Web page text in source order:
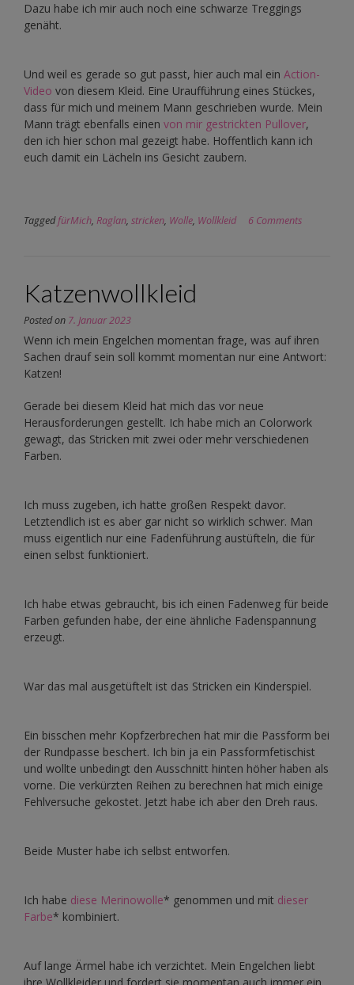
Dazu habe ich mir auch noch eine schwarze Treggings
genäht.
Und weil es gerade so gut passt, hier auch mal ein Action-
Video von diesem Kleid. Eine Uraufführung eines Stückes,
dass für mich und meinem Mann geschrieben wurde. Mein
Mann trägt ebenfalls einen von mir gestrickten Pullover,
den ich hier schon mal gezeigt habe. Hoffentlich kann ich
euch damit ein Lächeln ins Gesicht zaubern.
TaggedfürMich, Raglan, stricken, Wolle, Wollkleid 6 Comments
Katzenwollkleid
Posted on 7. Januar 2023
Wenn ich mein Engelchen momentan frage, was auf ihren
Sachen drauf sein soll kommt momentan nur eine Antwort:
Katzen!
Gerade bei diesem Kleid hat mich das vor neue
Herausforderungen gestellt. Ich habe mich an Colorwork
gewagt, das Stricken mit zwei oder mehr verschiedenen
Farben.
Ich muss zugeben, ich hatte großen Respekt davor.
Letztendlich ist es aber gar nicht so wirklich schwer. Man
muss eigentlich nur eine Fadenführung austüfteln, die für
einen selbst funktioniert.
Ich habe etwas gebraucht, bis ich einen Fadenweg für beide
Farben gefunden habe, der eine ähnliche Fadenspannung
erzeugt.
War das mal ausgetüftelt ist das Stricken ein Kinderspiel.
Ein bisschen mehr Kopfzerbrechen hat mir die Passform bei
der Rundpasse beschert. Ich bin ja ein Passformfetischist
und wollte unbedingt den Ausschnitt hinten höher haben als
vorne. Die verkürzten Reihen zu berechnen hat mich einige
Fehlversuche gekostet. Jetzt habe ich aber den Dreh raus.
Beide Muster habe ich selbst entworfen.
Ich habe diese Merinowolle* genommen und mit dieser
Farbe* kombiniert.
Auf lange Ärmel habe ich verzichtet. Mein Engelchen liebt